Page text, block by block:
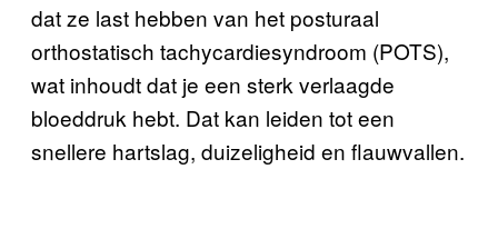
dat ze last hebben van het posturaal
orthostatisch tachycardiesyndroom (POTS),
wat inhoudt dat je een sterk verlaagde
bloeddruk hebt. Dat kan leiden tot een
snellere hartslag, duizeligheid en flauwvallen.